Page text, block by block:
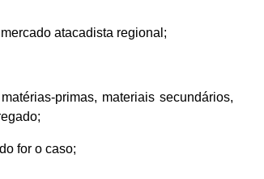
atacadista regional;
primas, materiais secundários,
for o caso;